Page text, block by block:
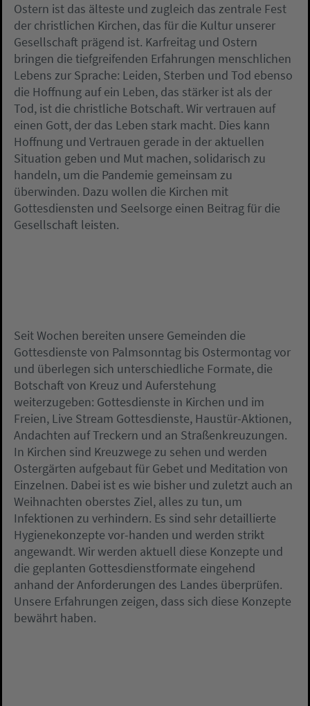
Ostern ist das älteste und zugleich das zentrale Fest
der christlichen Kirchen, das für die Kultur unserer
Gesellschaft prägend ist. Karfreitag und Ostern
bringen die tiefgreifenden Erfahrungen menschlichen
Lebens zur Sprache: Leiden, Sterben und Tod ebenso
die Hoffnung auf ein Leben, das stärker ist als der
Tod, ist die christliche Botschaft. Wir vertrauen auf
einen Gott, der das Leben stark macht. Dies kann
Hoffnung und Vertrauen gerade in der aktuellen
Situation geben und Mut machen, solidarisch zu
handeln, um die Pandemie gemeinsam zu
überwinden. Dazu wollen die Kirchen mit
Gottesdiensten und Seelsorge einen Beitrag für die
Gesellschaft leisten.
Seit Wochen bereiten unsere Gemeinden die
Gottesdienste von Palmsonntag bis Ostermontag vor
und überlegen sich unterschiedliche Formate, die
Botschaft von Kreuz und Auferstehung
weiterzugeben: Gottesdienste in Kirchen und im
Freien, Live Stream Gottesdienste, Haustür-Aktionen,
Andachten auf Treckern und an Straßenkreuzungen.
In Kirchen sind Kreuzwege zu sehen und werden
Ostergärten aufgebaut für Gebet und Meditation von
Einzelnen. Dabei ist es wie bisher und zuletzt auch an
Weihnachten oberstes Ziel, alles zu tun, um
Infektionen zu verhindern. Es sind sehr detaillierte
Hygienekonzepte vor-handen und werden strikt
angewandt. Wir werden aktuell diese Konzepte und
die geplanten Gottesdienstformate eingehend
anhand der Anforderungen des Landes überprüfen.
Unsere Erfahrungen zeigen, dass sich diese Konzepte
bewährt haben.